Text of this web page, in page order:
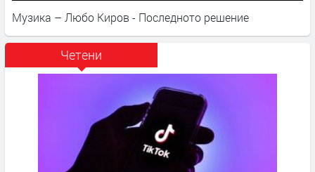
Музика – Любо Киров - Последното решение
Четени